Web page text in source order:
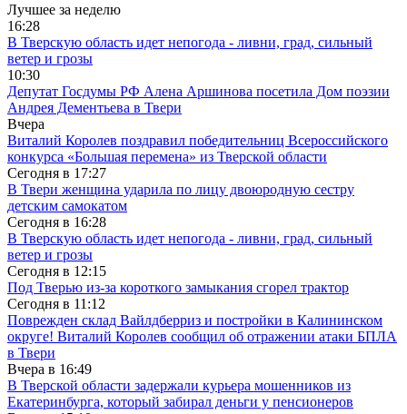
Лучшее за неделю
16:28
В Тверскую область идет непогода - ливни, град, сильный
ветер и грозы
10:30
Депутат Госдумы РФ Алена Аршинова посетила Дом поэзии
Андрея Дементьева в Твери
Вчера
Виталий Королев поздравил победительниц Всероссийского
конкурса «Большая перемена» из Тверской области
Сегодня в 17:27
В Твери женщина ударила по лицу двоюродную сестру
детским самокатом
Сегодня в 16:28
В Тверскую область идет непогода - ливни, град, сильный
ветер и грозы
Сегодня в 12:15
Под Тверью из-за короткого замыкания сгорел трактор
Сегодня в 11:12
Поврежден склад Вайлдберриз и постройки в Калининском
округе! Виталий Королев сообщил об отражении атаки БПЛА
в Твери
Вчера в 16:49
В Тверской области задержали курьера мошенников из
Екатеринбурга, который забирал деньги у пенсионеров